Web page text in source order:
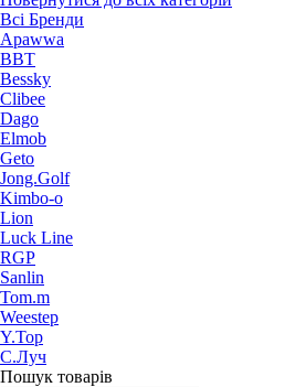
Всі Бренди
Apawwa
BBT
Bessky
Clibee
Dago
Elmob
Geto
Jong.Golf
Kimbo-o
Lion
Luck Line
RGP
Sanlin
Tom.m
Weestep
Y.Top
С.Луч
Пошук товарів